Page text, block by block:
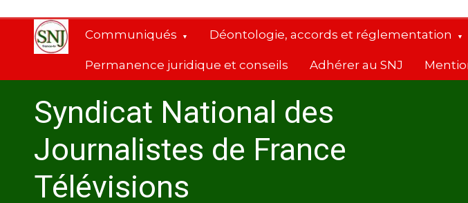
contenu
Communiqués Déontologie, accords et réglementation
Permanence juridique et conseils Adhérer au SNJ
Syndicat National des
Journalistes de France
Télévisions